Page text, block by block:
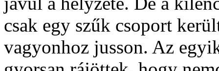
csak egy szűk csoport
vagyonhoz jusson. Az